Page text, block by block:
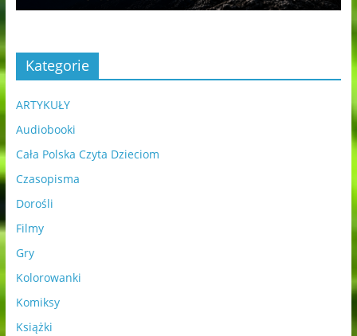
Kategorie
ARTYKUŁY
Audiobooki
Cała Polska Czyta Dzieciom
Czasopisma
Dorośli
Filmy
Gry
Kolorowanki
Komiksy
Książki